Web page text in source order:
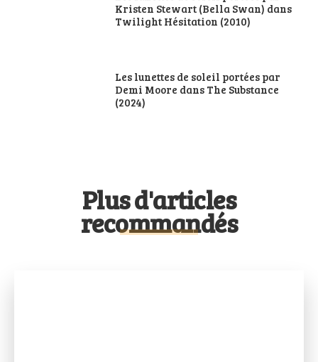
Kristen Stewart (Bella Swan) dans
Twilight Hésitation (2010)
Les lunettes de soleil portées par
Demi Moore dans The Substance
(2024)
Plus d'articles
recommandés